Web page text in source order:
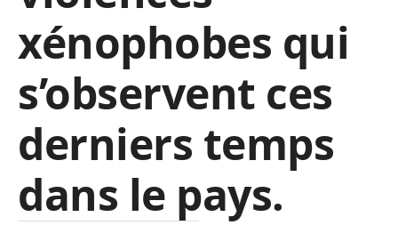
xénophobes qui
s’observent ces
derniers temps
dans le pays.